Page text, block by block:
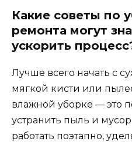
Какие советы по
ремонта могут
ускорить
Лучше всего начать с
мягкой кисти или
влажной уборке — это
устранить пыль и
работать поэтапно,